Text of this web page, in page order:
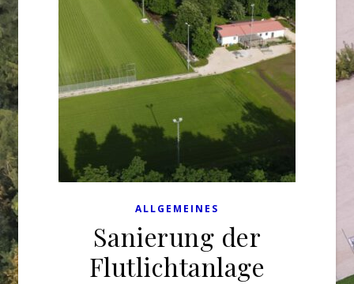
ALLGEMEINES
Sanierung der
Flutlichtanlage